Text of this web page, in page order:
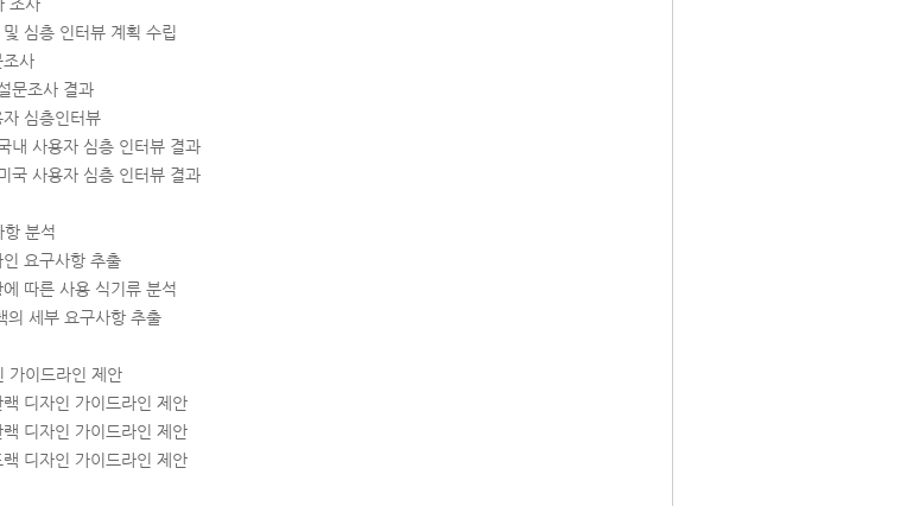
심층 인터뷰 계획 수립
사
문조사 결과
심층인터뷰
내 사용자 심층 인터뷰 결과
국 사용자 심층 인터뷰 결과
분석
요구사항 추출
따른 사용 식기류 분석
의 세부 요구사항 추출
가이드라인 제안
디자인 가이드라인 제안
디자인 가이드라인 제안
디자인 가이드라인 제안